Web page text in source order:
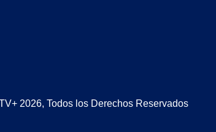
2026, Todos los Derechos Reservados